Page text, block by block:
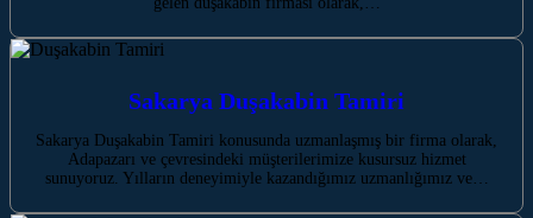
Sakarya Duşakabin Tamiri
Sakarya Duşakabin Tamiri konusunda uzmanlaşmış bir firma olarak,
Adapazarı ve çevresindeki müşterilerimize kusursuz hizmet
sunuyoruz. Yılların deneyimiyle kazandığımız uzmanlığımız ve…